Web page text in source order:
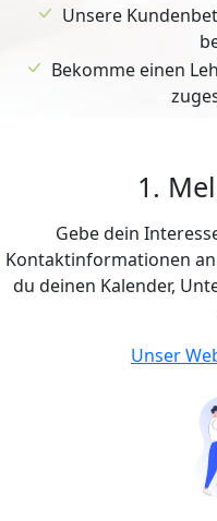
Unsere
Bekomme einen
1.
Gebe dein
Kontaktinformationen
du deinen Kalender,
Unser